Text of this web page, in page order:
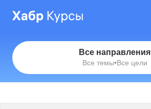
Все направления
Все темы•Все цели